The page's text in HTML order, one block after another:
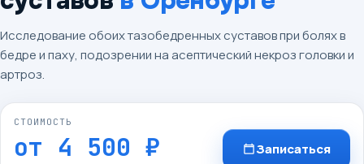
Исследование обоих тазобедренных суставов при болях в
бедре и паху, подозрении на асептический некроз головки и
артроз.
СТОИМОСТЬ
от 4 500 ₽ Записаться